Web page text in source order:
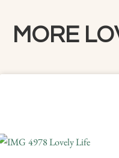
MORE